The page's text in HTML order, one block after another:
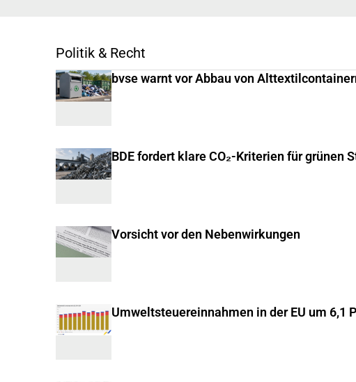
Politik & Recht
bvse warnt vor Abbau von
BDE fordert klare CO₂-Kriterien für grünen
Vorsicht vor den Nebenwirkungen
Umweltsteuereinnahmen in der EU um 6,1